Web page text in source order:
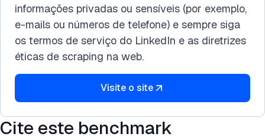
Visite o site
Cite este benchmark